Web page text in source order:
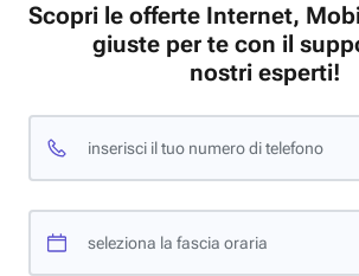
Scopri le offerte Internet,
giuste per te con il
nostri esperti!
inserisci il tuo numero di telefono
seleziona la fascia oraria